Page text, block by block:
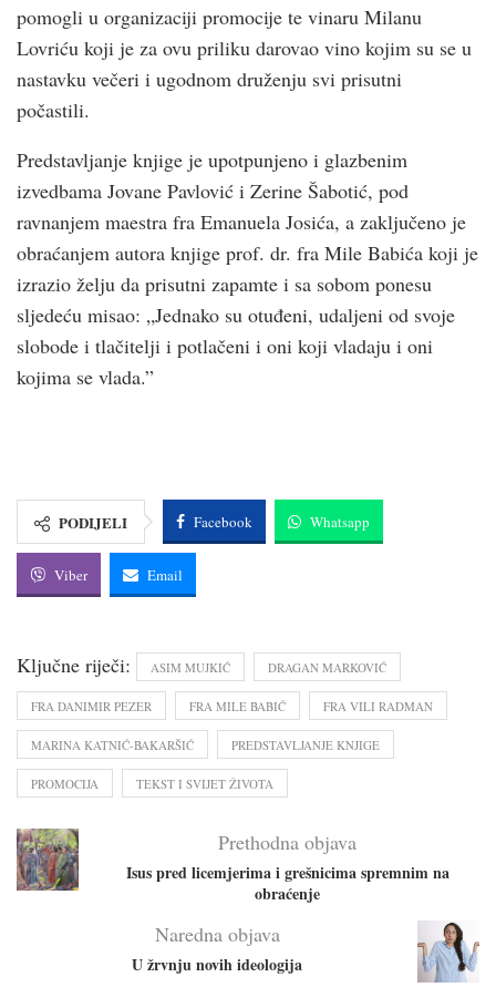
pomogli u organizaciji promocije te vinaru Milanu
Lovriću koji je za ovu priliku darovao vino kojim su se u
nastavku večeri i ugodnom druženju svi prisutni
počastili.
Predstavljanje knjige je upotpunjeno i glazbenim
izvedbama Jovane Pavlović i Zerine Šabotić, pod
ravnanjem maestra fra Emanuela Josića, a zaključeno je
obraćanjem autora knjige prof. dr. fra Mile Babića koji je
izrazio želju da prisutni zapamte i sa sobom ponesu
sljedeću misao: „Jednako su otuđeni, udaljeni od svoje
slobode i tlačitelji i potlačeni i oni koji vladaju i oni
kojima se vlada.”
PODIJELI Facebook Whatsapp
Viber Email
Ključne riječi: ASIM MUJKIĆ DRAGAN MARKOVIĆ
FRA DANIMIR PEZER FRA MILE BABIĆ FRA VILI RADMAN
MARINA KATNIĆ-BAKARŠIĆ PREDSTAVLJANJE KNJIGE
PROMOCIJA TEKST I SVIJET ŽIVOTA
Prethodna objava
Isus pred licemjerima i grešnicima spremnim na
obraćenje
Naredna objava
U žrvnju novih ideologija